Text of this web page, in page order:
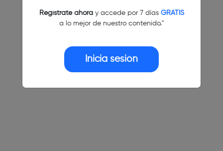
Regístrate ahoray accede por 7 días GRATIS
a lo mejor de nuestro contenido."
Inicia sesión